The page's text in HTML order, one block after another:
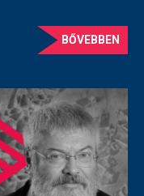
BŐVEBBEN